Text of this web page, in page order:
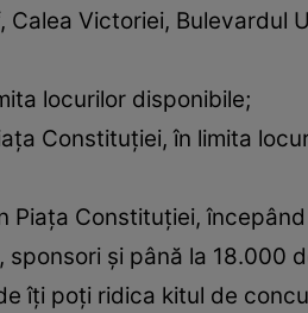
Victoriei, Bulevardul
locurilor disponibile;
Constituției, în limita
Constituției,
și până la 18.000
îți poți ridica kitul de